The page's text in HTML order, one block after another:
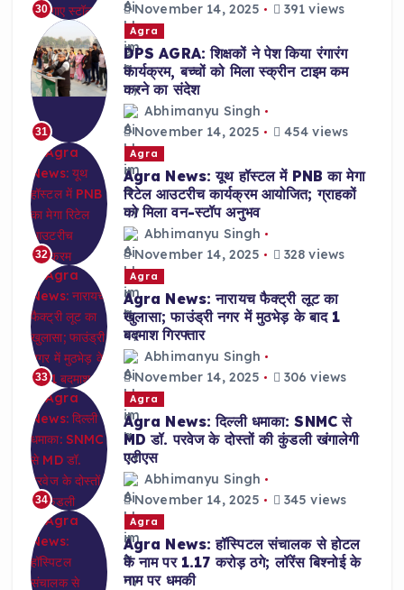
30
November 14, 2025
391 views
31
Agra
DPS AGRA: शिक्षकों ने पेश किया रंगारंग
कार्यक्रम, बच्चों को मिला स्क्रीन टाइम कम
करने का संदेश
Abhimanyu Singh
November 14, 2025
454 views
32
Agra
Agra News: यूथ हॉस्टल में PNB का मेगा
रिटेल आउटरीच कार्यक्रम आयोजित; ग्राहकों
को मिला वन-स्टॉप अनुभव
Abhimanyu Singh
November 14, 2025
328 views
33
Agra
Agra News: नारायच फैक्ट्री लूट का
खुलासा; फाउंड्री नगर में मुठभेड़ के बाद 1
बदमाश गिरफ्तार
Abhimanyu Singh
November 14, 2025
306 views
34
Agra
Agra News: दिल्ली धमाका: SNMC से
MD डॉ. परवेज के दोस्तों की कुंडली खंगालेगी
एटीएस
Abhimanyu Singh
November 14, 2025
345 views
Agra
Agra News: हॉस्पिटल संचालक से होटल
के नाम पर 1.17 करोड़ ठगे; लॉरेंस बिश्नोई के
नाम पर धमकी